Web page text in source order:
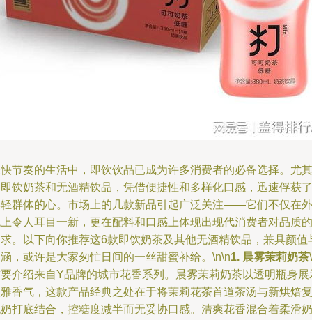
节奏的生活中，即饮饮品已成为许多消费者的必备选择。尤其
饮奶茶和无酒精饮品，凭借便捷性和多样化口感，迅速俘获了
群体的心。市场上的几款新品引起广泛关注——它们不仅在外
令人耳目一新，更在配料和口感上体现出现代消费者对品质的
。以下向你推荐这6款即饮奶茶及其他无酒精饮品，兼具颜值
，或许是大家匆忙日间的一丝甜蜜补给。\n\n1. 晨雾茉莉奶茶
介绍来自Y品牌的城市花香系列。晨雾茉莉奶茶以透明瓶身展
香气，这款产品经典之处在于将茉莉花茶首道茶汤与新烘焙复
打底结合，控糖度减半而无妥协口感。清爽花香混合着柔滑奶